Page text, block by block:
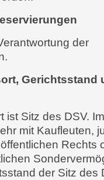
der
Gerichtsstand
ist Sitz des DSV. Im
mit Kaufleuten,
Rechts
der Sitz des